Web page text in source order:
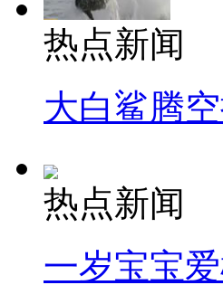
热点新闻
大白鲨腾
热点新闻
一岁宝宝